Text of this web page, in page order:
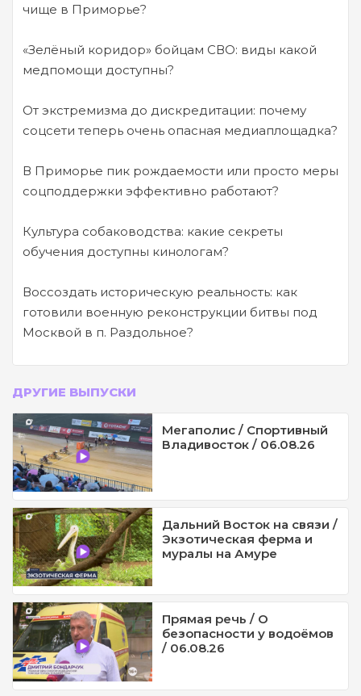
чище в Приморье?
«Зелёный коридор» бойцам СВО: виды какой
медпомощи доступны?
От экстремизма до дискредитации: почему
соцсети теперь очень опасная медиаплощадка?
В Приморье пик рождаемости или просто меры
соцподдержки эффективно работают?
Культура собаководства: какие секреты
обучения доступны кинологам?
Воссоздать историческую реальность: как
готовили военную реконструкции битвы под
Москвой в п. Раздольное?
ДРУГИЕ ВЫПУСКИ
Мегаполис / Спортивный
Владивосток / 06.08.26
Дальний Восток на связи /
Экзотическая ферма и
муралы на Амуре
Прямая речь / О
безопасности у водоёмов
/ 06.08.26